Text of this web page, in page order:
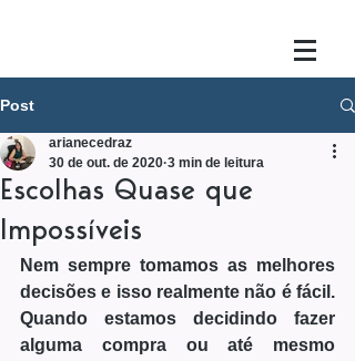
Post
Escolhas Quase que
Impossíveis
arianecedraz
30 de out. de 2020 3 min de leitura
Nem sempre tomamos as melhores
decisões e isso realmente não é fácil.
Quando estamos decidindo fazer
alguma compra ou até mesmo